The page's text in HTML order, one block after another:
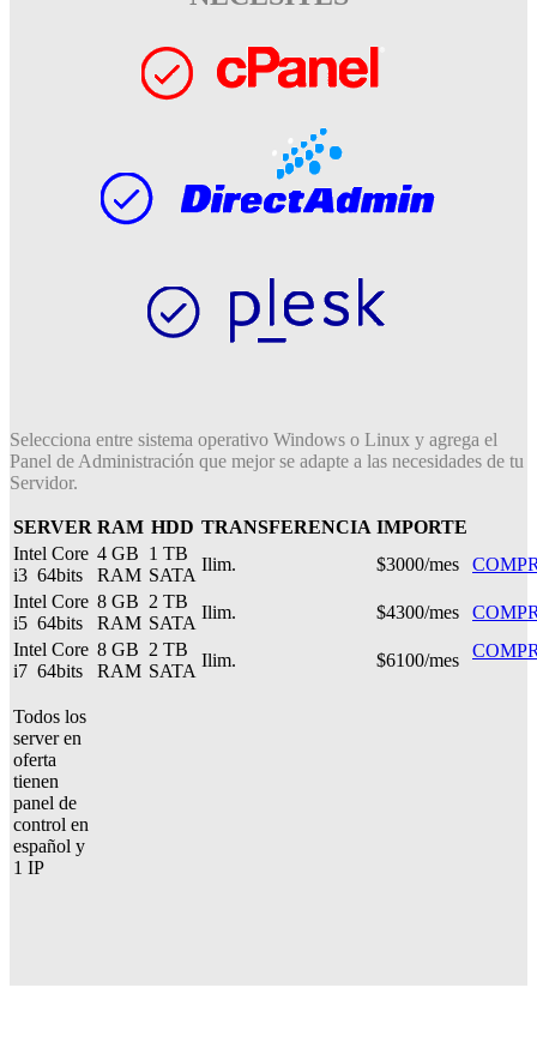
Selecciona entre sistema operativo Windows o Linux y agrega el
Panel de Administración que mejor se adapte a las necesidades de tu
Servidor.
SERVER RAM HDD TRANSFERENCIA IMPORTE
Intel Core
i3 64bits
4 GB
RAM
1 TB
SATA
Ilim. $3000/mes
Intel Core
i5 64bits
8 GB
RAM
2 TB
SATA
Ilim. $4300/mes
Intel Core
i7 64bits
8 GB
RAM
2 TB
SATA
Ilim. $6100/mes
Todos los
server en
oferta
tienen
panel de
control en
español y
1 IP